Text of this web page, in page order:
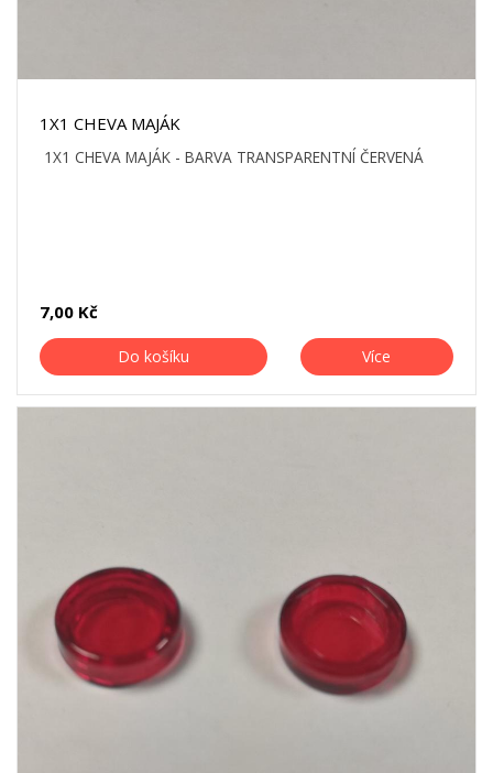
1X1 CHEVA MAJÁK
1X1 CHEVA MAJÁK - BARVA TRANSPARENTNÍ ČERVENÁ
7,00 Kč
Do košíku Více